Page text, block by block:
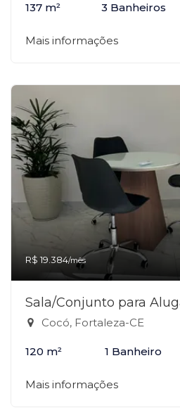
137 m² 3 Banheiros
Mais informações
R$ 19.384/mês
Sala/Conjunto para
Cocó, Fortaleza-CE
120 m² 1 Banheiro
Mais informações